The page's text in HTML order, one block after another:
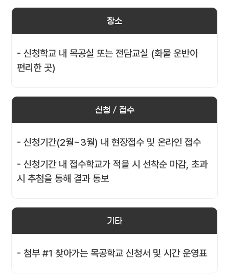
장소
- 신청학교 내 목공실 또는 전담교실 (화물 운반이
편리한 곳)
신청 / 접수
- 신청기간(2월~3월) 내 현장접수 및 온라인 접수
- 신청기간 내 접수학교가 적을 시 선착순 마감, 초과
시 추첨을 통해 결과 통보
기타
- 첨부 #1 찾아가는 목공학교 신청서 및 시간 운영표